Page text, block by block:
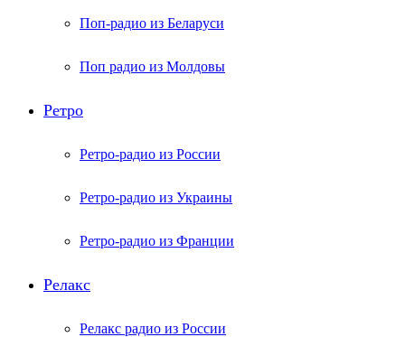
Поп-радио из Беларуси
Поп радио из Молдовы
Ретро
Ретро-радио из России
Ретро-радио из Украины
Ретро-радио из Франции
Релакс
Релакс радио из России